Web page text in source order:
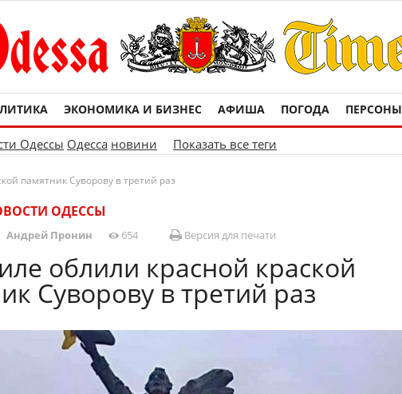
ЭКОНОМИКА И БИЗНЕС АФИША ПОГОДА ПЕРСОНЫ
Одессы Одесса новини Показать все теги
памятник Суворову в третий раз
ОДЕССЫ
Андрей Пронин 654 Версия для печати
облили красной краской
Суворову в третий раз